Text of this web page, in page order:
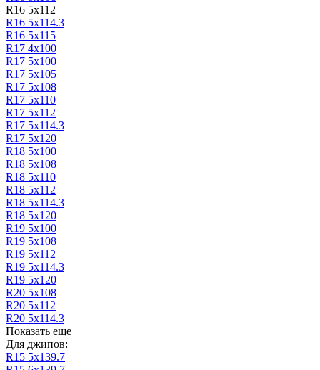
R16 5х112
R16 5х114.3
R16 5х115
R17 4х100
R17 5х100
R17 5x105
R17 5х108
R17 5х110
R17 5х112
R17 5х114.3
R17 5х120
R18 5х100
R18 5х108
R18 5х110
R18 5х112
R18 5х114.3
R18 5х120
R19 5х100
R19 5х108
R19 5х112
R19 5х114.3
R19 5х120
R20 5х108
R20 5х112
R20 5х114.3
Показать еще
Для джипов:
R15 5х139.7